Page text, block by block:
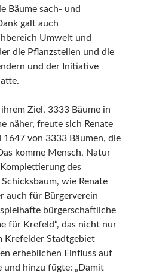
Bäume sach- und
galt auch
Umwelt und
die Pflanzstellen und die
und der Initiative
Ziel, 3333 Bäume in
näher, freute sich Renate
1647 von 3333 Bäumen, die
komme Mensch, Natur
des
wie Renate
auch für Bürgerverein
bürgerschaftliche
für Krefeld“, das nicht nur
Krefelder Stadtgebiet
erheblichen Einfluss auf
und hinzu fügte: „Damit